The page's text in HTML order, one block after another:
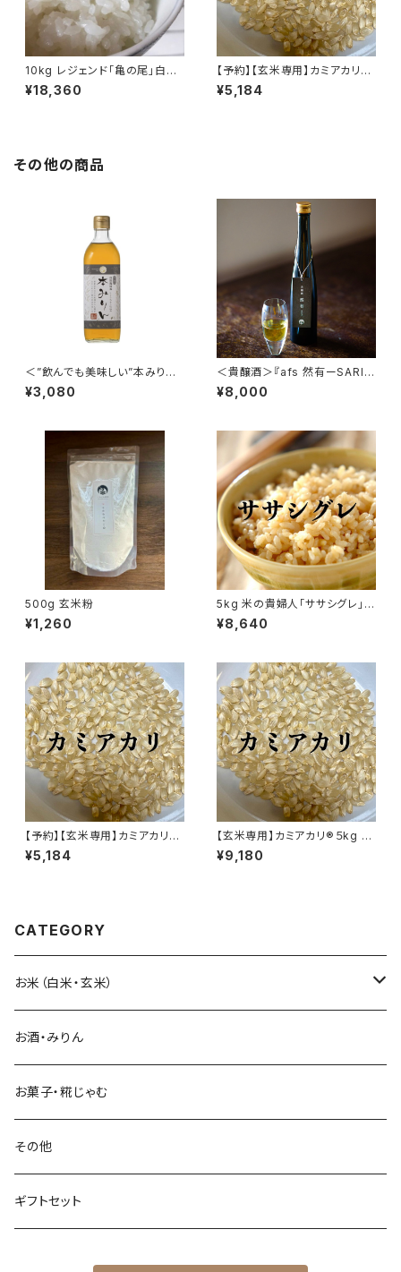
10kg レジェンド「亀の尾」白米・
分づき米
¥18,360
【予約】【玄米専用】カミアカリ®
3kg 自然栽培米（無農薬・無施
肥）
¥5,184
その他の商品
＜”飲んでも美味しい”本みりん
＞
¥3,080
＜貴醸酒＞『afs 然有ーSARI
ー』
¥8,000
500g 玄米粉
¥1,260
5kg 米の貴婦人「ササシグレ」
玄米
¥8,640
【予約】【玄米専用】カミアカリ®
3kg 自然栽培米（無農薬・無施
肥）
¥5,184
【玄米専用】カミアカリ®５kg 自
然栽培米（無農薬・無施肥）
¥9,180
CATEGORY
お米（白米・玄米）
つるのお
ササシグレ
亀の尾
カミアカリ
お酒・みりん
お菓子・糀じゃむ
その他
ギフトセット